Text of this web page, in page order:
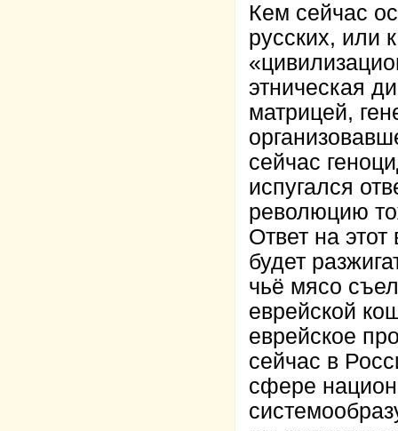
Кем сейчас
русских, или
этническая
матрицей,
сейчас
испугался
революцию
Ответ на
будет
чьё мясо
еврейской
еврейское
сейчас в
сфере